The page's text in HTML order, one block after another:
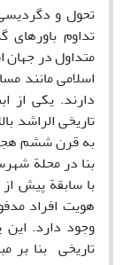
تحول و
تداوم
متداول در جهان
اسلامی مانند
دارند. یکی از
تاریخی الراشد
به قرن ششم
بنا در محلة
با سابقة پیش
هویت افراد
وجود دارد.
تاریخی بنا بر